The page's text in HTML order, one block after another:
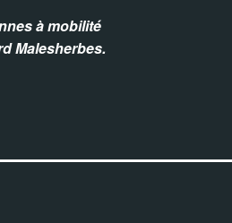
à mobilité
Malesherbes.